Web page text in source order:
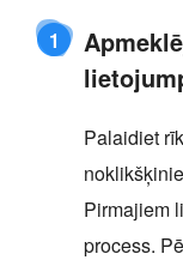
1
Palaidiet
Pirmajiem
process.